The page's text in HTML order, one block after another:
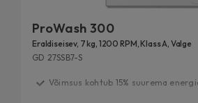
ProWash 300
Eraldiseisev, 7 kg, 1200 RPM, Klass A, Valge
GD 27SSB7-S
Võimsus kohtub 15% suurema